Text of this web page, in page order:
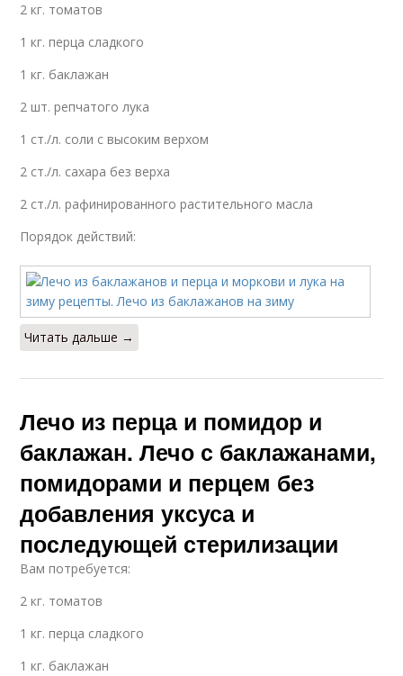
2 кг. томатов
1 кг. перца сладкого
1 кг. баклажан
2 шт. репчатого лука
1 ст./л. соли с высоким верхом
2 ст./л. сахара без верха
2 ст./л. рафинированного растительного масла
Порядок действий:
Читать дальше →
Лечо из перца и помидор и
баклажан. Лечо с баклажанами,
помидорами и перцем без
добавления уксуса и
последующей стерилизации
Вам потребуется:
2 кг. томатов
1 кг. перца сладкого
1 кг. баклажан